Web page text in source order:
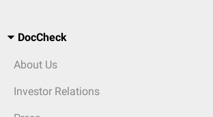
DocCheck
About Us
Investor Relations